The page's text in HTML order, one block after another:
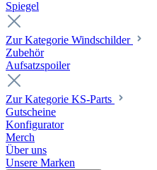
Spiegel
Zur Kategorie Windschilder
Zubehör
Aufsatzspoiler
Zur Kategorie KS-Parts
Gutscheine
Konfigurator
Merch
Über uns
Unsere Marken